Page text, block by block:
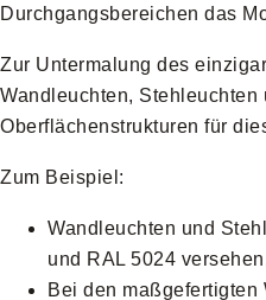
Durchgangsbereichen das
Zur Untermalung des
Wandleuchten,
Oberflächenstrukturen für
Zum Beispiel:
Wandleuchten und
und RAL 5024
Bei den maßgefertigten